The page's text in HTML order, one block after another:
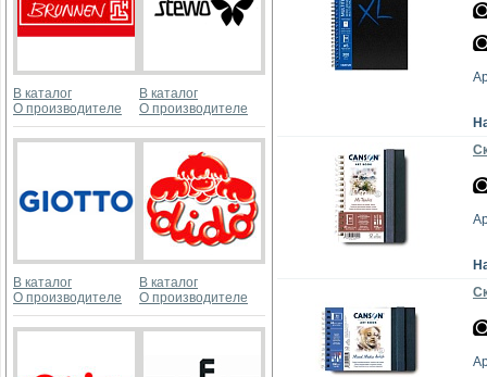
В каталог
О производителе
В каталог
О производителе
В каталог
О производителе
В каталог
О производителе